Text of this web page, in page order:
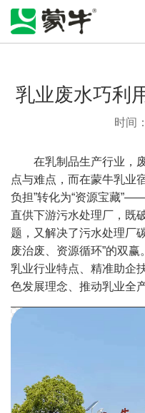
乳业废水巧利
时间
在乳制品生产行业，
点与难点，而在蒙牛乳业
负担”转化为“资源宝藏
直供下游污水处理厂，既
题，又解决了污水处理厂
废治废、资源循环”的双
乳业行业特点、精准助企
色发展理念、推动乳业全